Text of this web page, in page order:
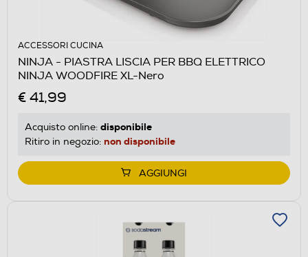
ACCESSORI CUCINA
NINJA - PIASTRA LISCIA PER BBQ ELETTRICO
NINJA WOODFIRE XL-Nero
€ 41,99
Acquisto online: disponibile
Ritiro in negozio: non disponibile
AGGIUNGI